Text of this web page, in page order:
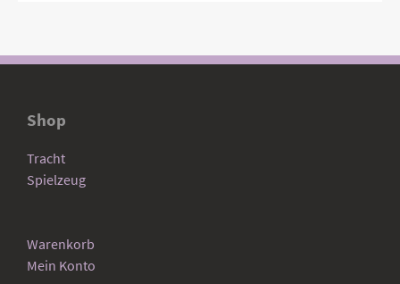
Shop
Tracht
Spielzeug
Warenkorb
Mein Konto